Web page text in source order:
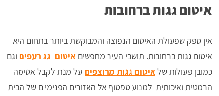
איטום גגות ברחובות
אין ספק שפעולת האיטום הנפוצה והמבוקשת ביותר בתחום היא
איטום גגות ברחובות. תושבי העיר מחפשים איטום גג רעפים וגם
כמובן פעולות שלאיטום גגות מרוצפים על מנת לקבל אטימה
הרמטית ואיכותית ולמנוע טפטוף אל האזורים הפנימיים של הבית